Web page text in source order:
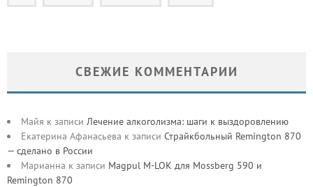
СВЕЖИЕ КОММЕНТАРИИ
Майя к записи Лечение алкоголизма: шаги к выздоровлению
Екатерина Афанасьева к записи Страйкбольный Remington 870
— сделано в России
Марианна к записи Magpul M-LOK для Mossberg 590 и
Remington 870